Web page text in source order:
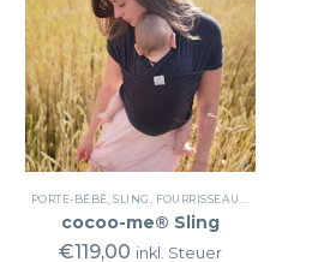
PORTE-BÉBÉ,SLING, FOURRISSEAUX DE TRANSPORT
cocoo-me® Sling
€119,00 inkl. Steuer